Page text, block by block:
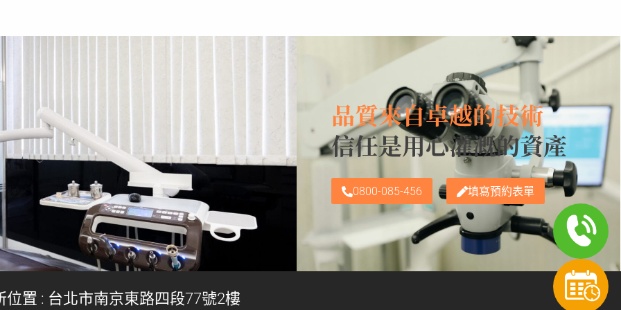
品質來自卓越的技術
信任是用心灌溉的資產
0800-085-456 填寫預約表單
位置 : 台北市南京東路四段77號2樓